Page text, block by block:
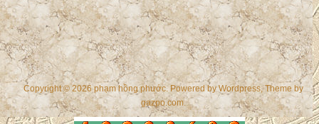
Copyright © 2026 phạm hồng phước. Powered byWordpress, Theme by
gazpo.com.